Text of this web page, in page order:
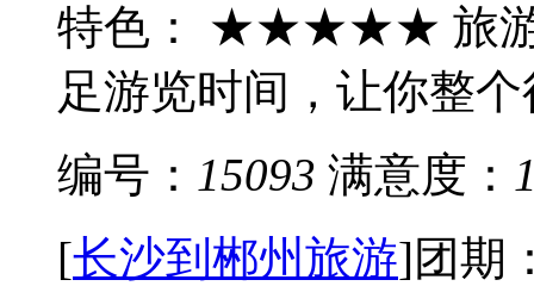
特色： ★★★★★ 旅游
足游览时间，让你整
编号： 15093 满意度：
[长沙到郴州旅游]团期